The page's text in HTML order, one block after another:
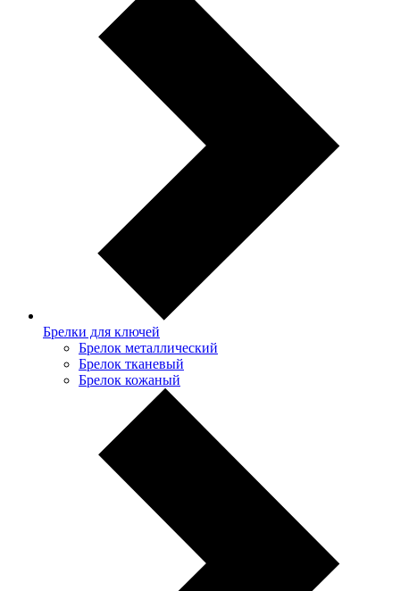
Брелки для ключей
Брелок металлический
Брелок тканевый
Брелок кожаный